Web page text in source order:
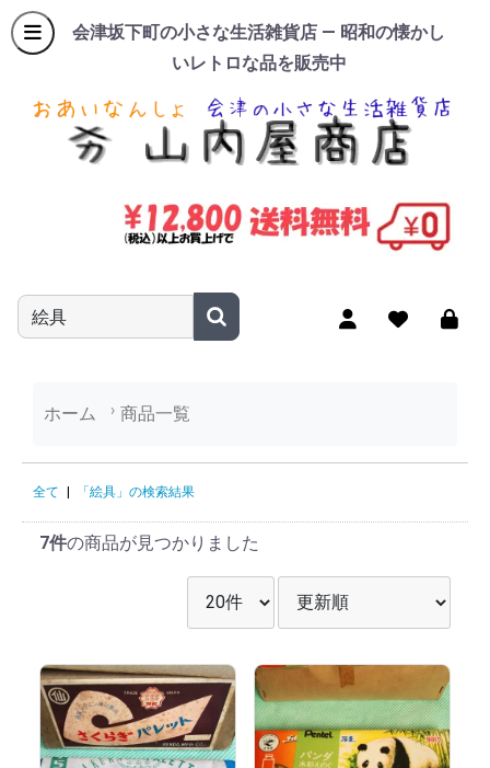
会津坂下町の小さな生活雑貨店 — 昭和の懐かし
いレトロな品を販売中
商品名やキーワードを入力
ホーム 商品一覧
「絵具」の検索結果
全て 「絵具」の検索結果
7件の商品が見つかりました
並び順を選択